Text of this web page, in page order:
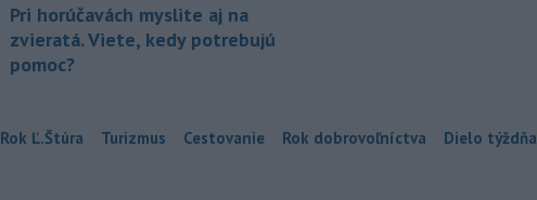
Pri horúčavách myslite aj na
zvieratá. Viete, kedy potrebujú
pomoc?
Rok Ľ.Štúra Turizmus Cestovanie Rok dobrovoľníctva Dielo týždňa